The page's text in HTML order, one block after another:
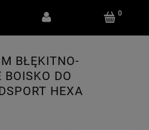
BŁĘKITNO-
BOISKO DO
HEXA